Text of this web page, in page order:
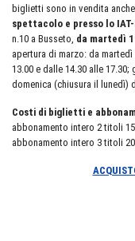
biglietti sono in vendita anche
spettacolo e presso lo
n.10 a Busseto, da martedì
apertura di marzo: da
13.00 e dalle 14.30 alle
domenica (chiusura il lunedì)
Costi di biglietti e
abbonamento intero 2 titoli
abbonamento intero 3 titoli